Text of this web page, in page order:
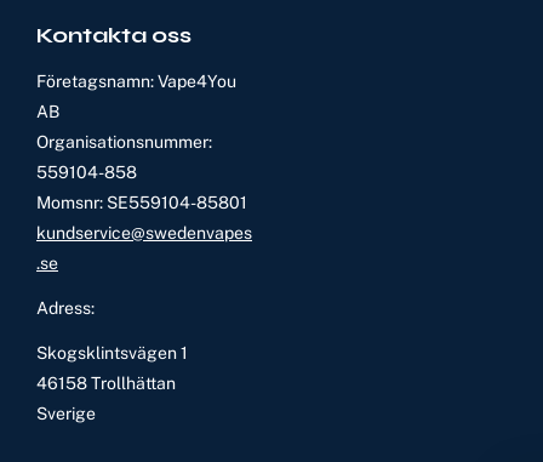
Kontakta oss
Företagsnamn: Vape4You
AB
Organisationsnummer:
559104-858
Momsnr: SE559104-85801
kundservice@swedenvapes
.se
Adress:
Skogsklintsvägen 1
46158 Trollhättan
Sverige